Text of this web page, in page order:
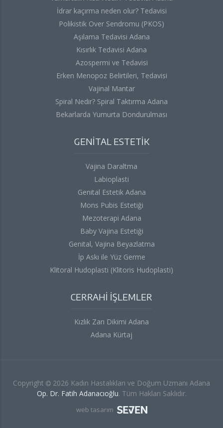
İdrar kaçırma neden olur? Tedavisi
Polikistik Over Sendromu (PKOS)
Aşılama Tedavisi Adana
Kısırlık Tedavisi Adana
Azospermi ve Tedavisi
Erken Menopoz Belirtileri, Tedavisi
Vajinal Mantar
Spiral Nedir? Spiral Taktırma Adana
Bekarlarda Yumurta Dondurulması
GENİTAL ESTETİK
Vajina Daraltma
Labioplasti
Genital Estetik Adana
Mons Pubis Estetiği
Mezoterapi Adana
Baby Vajina Estetiği
Genital, Vajina Beyazlatma
İp Askı ile Yüz Germe
Klitoral Hudoplasti (Klitoris Hudoplasti)
CERRAHİ İŞLEMLER
Kızlık Zarı Dikimi Adana
Adana Kürtaj
Copyright
2026 Kadın Hastalıkları ve Doğum Uzmanı Adana
Op. Dr. Fatih Adanacıoğlu. Tüm Hakları Saklıdır.
web tasarım